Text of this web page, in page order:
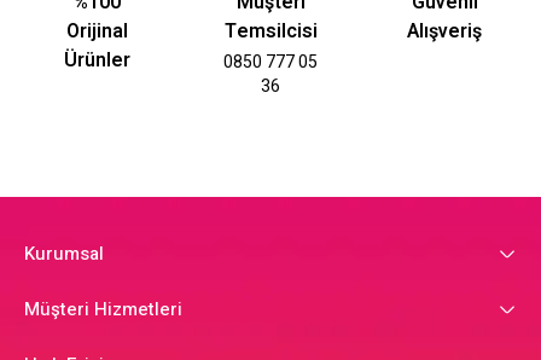
Orijinal
Ürünler
Temsilcisi
0850 777 05
36
Alışveriş
Kurumsal
Müşteri Hizmetleri